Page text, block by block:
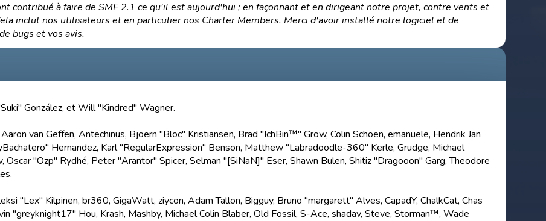
contribué à faire de SMF 2.1 ce qu'il est aujourd'hui ; en façonnant et en dirigeant notre projet, contre vents et
inclut nos utilisateurs et en particulier nos Charter Members. Merci d'avoir installé notre logiciel et de
bugs et vos avis.
González, et Will "Kindred" Wagner.
van Geffen, Antechinus, Bjoern "Bloc" Kristiansen, Brad "IchBin™" Grow, Colin Schoen, emanuele, Hendrik Jan
Hernandez, Karl "RegularExpression" Benson, Matthew "Labradoodle-360" Kerle, Grudge, Michael
"Ozp" Rydhé, Peter "Arantor" Spicer, Selman "[SiNaN]" Eser, Shawn Bulen, Shitiz "Dragooon" Garg, Theodore
"Lex" Kilpinen, br360, GigaWatt, ziycon, Adam Tallon, Bigguy, Bruno "margarett" Alves, CapadY, ChalkCat, Chas
"greyknight17" Hou, Krash, Mashby, Michael Colin Blaber, Old Fossil, S-Ace, shadav, Steve, Storman™, Wade